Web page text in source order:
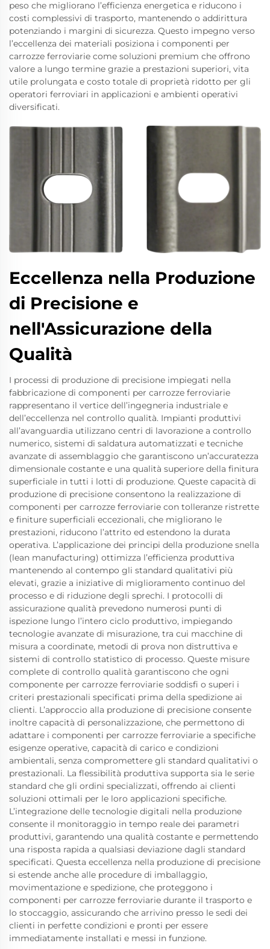
peso che migliorano l’efficienza energetica e riducono i
costi complessivi di trasporto, mantenendo o addirittura
potenziando i margini di sicurezza. Questo impegno verso
l’eccellenza dei materiali posiziona i componenti per
carrozze ferroviarie come soluzioni premium che offrono
valore a lungo termine grazie a prestazioni superiori, vita
utile prolungata e costo totale di proprietà ridotto per gli
operatori ferroviari in applicazioni e ambienti operativi
diversificati.
Eccellenza nella Produzione
di Precisione e
nell'Assicurazione della
Qualità
I processi di produzione di precisione impiegati nella
fabbricazione di componenti per carrozze ferroviarie
rappresentano il vertice dell’ingegneria industriale e
dell’eccellenza nel controllo qualità. Impianti produttivi
all’avanguardia utilizzano centri di lavorazione a controllo
numerico, sistemi di saldatura automatizzati e tecniche
avanzate di assemblaggio che garantiscono un’accuratezza
dimensionale costante e una qualità superiore della finitura
superficiale in tutti i lotti di produzione. Queste capacità di
produzione di precisione consentono la realizzazione di
componenti per carrozze ferroviarie con tolleranze ristrette
e finiture superficiali eccezionali, che migliorano le
prestazioni, riducono l’attrito ed estendono la durata
operativa. L’applicazione dei principi della produzione snella
(lean manufacturing) ottimizza l’efficienza produttiva
mantenendo al contempo gli standard qualitativi più
elevati, grazie a iniziative di miglioramento continuo del
processo e di riduzione degli sprechi. I protocolli di
assicurazione qualità prevedono numerosi punti di
ispezione lungo l’intero ciclo produttivo, impiegando
tecnologie avanzate di misurazione, tra cui macchine di
misura a coordinate, metodi di prova non distruttiva e
sistemi di controllo statistico di processo. Queste misure
complete di controllo qualità garantiscono che ogni
componente per carrozze ferroviarie soddisfi o superi i
criteri prestazionali specificati prima della spedizione ai
clienti. L’approccio alla produzione di precisione consente
inoltre capacità di personalizzazione, che permettono di
adattare i componenti per carrozze ferroviarie a specifiche
esigenze operative, capacità di carico e condizioni
ambientali, senza compromettere gli standard qualitativi o
prestazionali. La flessibilità produttiva supporta sia le serie
standard che gli ordini specializzati, offrendo ai clienti
soluzioni ottimali per le loro applicazioni specifiche.
L’integrazione delle tecnologie digitali nella produzione
consente il monitoraggio in tempo reale dei parametri
produttivi, garantendo una qualità costante e permettendo
una risposta rapida a qualsiasi deviazione dagli standard
specificati. Questa eccellenza nella produzione di precisione
si estende anche alle procedure di imballaggio,
movimentazione e spedizione, che proteggono i
componenti per carrozze ferroviarie durante il trasporto e
lo stoccaggio, assicurando che arrivino presso le sedi dei
clienti in perfette condizioni e pronti per essere
immediatamente installati e messi in funzione.